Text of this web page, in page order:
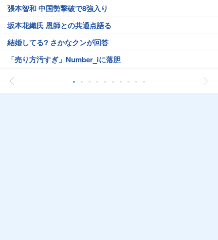
張本智和 中国勢撃破で8強入り
坂本花織氏 恩師との共通点語る
結婚してる? さかなクンが回答
「売り方汚すぎ」Number_iに落胆